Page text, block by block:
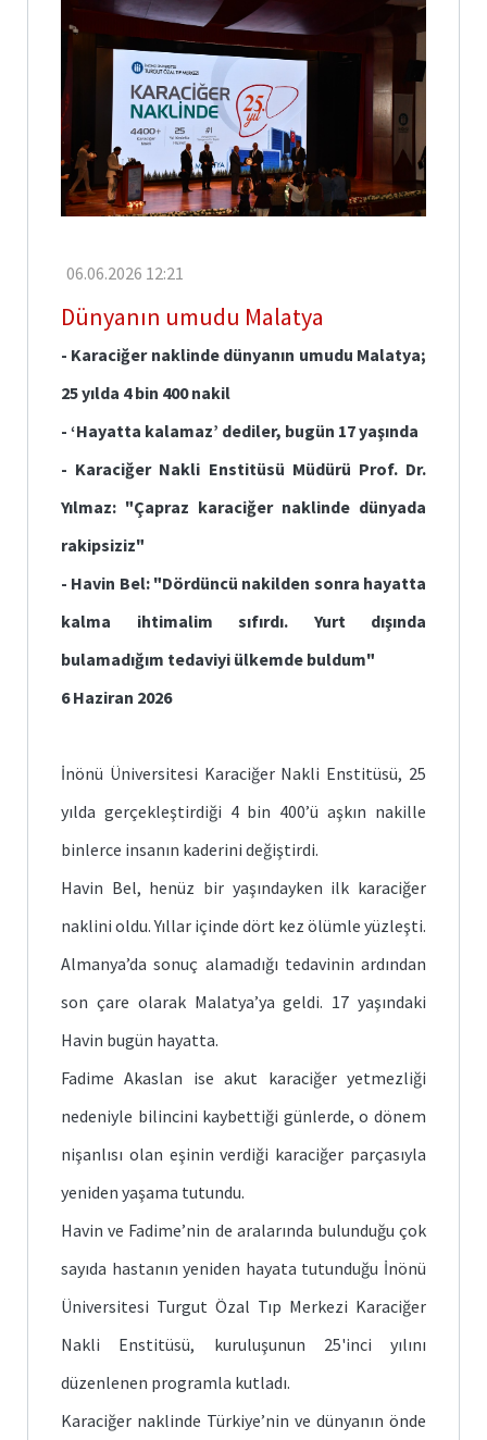
Bağlantılar
06.06.2026 12:21
Dünyanın umudu Malatya
- Karaciğer naklinde dünyanın umudu Malatya;
25 yılda 4 bin 400 nakil
- ‘Hayatta kalamaz’ dediler, bugün 17 yaşında
- Karaciğer Nakli Enstitüsü Müdürü Prof. Dr.
Yılmaz: "Çapraz karaciğer naklinde dünyada
rakipsiziz"
- Havin Bel: "Dördüncü nakilden sonra hayatta
kalma ihtimalim sıfırdı. Yurt dışında
bulamadığım tedaviyi ülkemde buldum"
6 Haziran 2026
İnönü Üniversitesi Karaciğer Nakli Enstitüsü, 25
yılda gerçekleştirdiği 4 bin 400’ü aşkın nakille
binlerce insanın kaderini değiştirdi.
Havin Bel, henüz bir yaşındayken ilk karaciğer
naklini oldu. Yıllar içinde dört kez ölümle yüzleşti.
Almanya’da sonuç alamadığı tedavinin ardından
son çare olarak Malatya’ya geldi. 17 yaşındaki
Havin bugün hayatta.
Fadime Akaslan ise akut karaciğer yetmezliği
nedeniyle bilincini kaybettiği günlerde, o dönem
nişanlısı olan eşinin verdiği karaciğer parçasıyla
yeniden yaşama tutundu.
Havin ve Fadime’nin de aralarında bulunduğu çok
sayıda hastanın yeniden hayata tutunduğu İnönü
Üniversitesi Turgut Özal Tıp Merkezi Karaciğer
Nakli Enstitüsü, kuruluşunun 25'inci yılını
düzenlenen programla kutladı.
Karaciğer naklinde Türkiye’nin ve dünyanın önde